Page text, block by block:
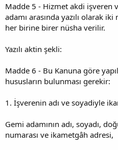
Madde 5 - Hizmet akdi işveren
adamı arasında yazılı olarak
her birine birer nüsha verilir.
Yazılı aktin şekli:
Madde 6 - Bu Kanuna göre
hususların bulunması gerekir:
1. İşverenin adı ve soyadiyle
Gemi adamının adı, soyadı,
numarası ve ikametgâh adresi,